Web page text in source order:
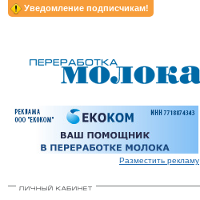
Уведомление подписчикам!
Разместить рекламу